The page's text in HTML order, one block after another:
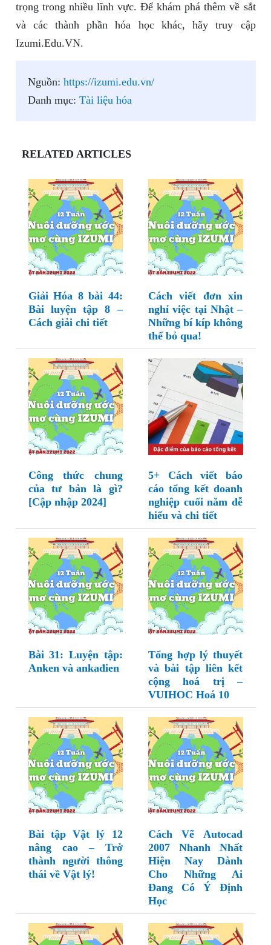
trọng trong nhiều lĩnh vực. Để khám phá thêm về sắt
và các thành phần hóa học khác, hãy truy cập
Izumi.Edu.VN.
Nguồn: https://izumi.edu.vn/
Danh mục: Tài liệu hóa
RELATED ARTICLES
Giải Hóa 8 bài 44:
Bài luyện tập 8 –
Cách giải chi tiết
Cách viết đơn xin
nghỉ việc tại Nhật –
Những bí kíp không
thể bỏ qua!
Công thức chung
của tư bản là gì?
[Cập nhập 2024]
5+ Cách viết báo
cáo tổng kết doanh
nghiệp cuối năm dễ
hiểu và chi tiết
Bài 31: Luyện tập:
Anken và ankađien
Tổng hợp lý thuyết
và bài tập liên kết
cộng hoá trị –
VUIHOC Hoá 10
Bài tập Vật lý 12
nâng cao – Trở
thành người thông
thái về Vật lý!
Cách Vẽ Autocad
2007 Nhanh Nhất
Hiện Nay Dành
Cho Những Ai
Đang Có Ý Định
Học